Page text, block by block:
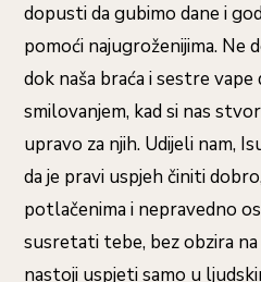
dopusti da gubimo dane i
pomoći najugroženijima. Ne
dok naša braća i sestre vape
smilovanjem, kad si nas
upravo za njih. Udijeli nam,
da je pravi uspjeh činiti
potlačenima i nepravedno
susretati tebe, bez obzira
nastoji uspjeti samo u